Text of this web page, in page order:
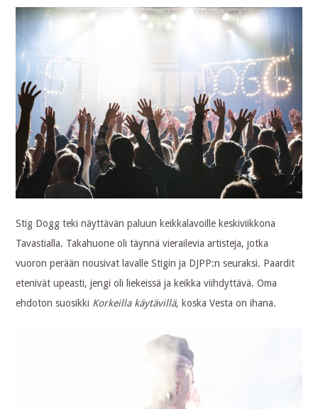
Stig Dogg teki näyttävän paluun keikkalavoille keskiviikkona
Tavastialla. Takahuone oli täynnä vierailevia artisteja, jotka
vuoron perään nousivat lavalle Stigin ja DJPP:n seuraksi. Paardit
etenivät upeasti, jengi oli liekeissä ja keikka viihdyttävä. Oma
ehdoton suosikki Korkeilla käytävillä, koska Vesta on ihana.